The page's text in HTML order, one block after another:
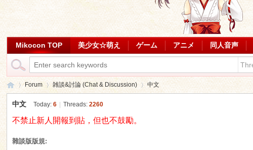
Mikocon TOP 美少女☆萌え ゲーム アニメ 同人音声
Forum 雑談&討論 (Chat & Discussion) 中文
中文 Today:6 Threads:2260
不禁止新人開報到貼，但也不鼓勵。
雜談版版規: